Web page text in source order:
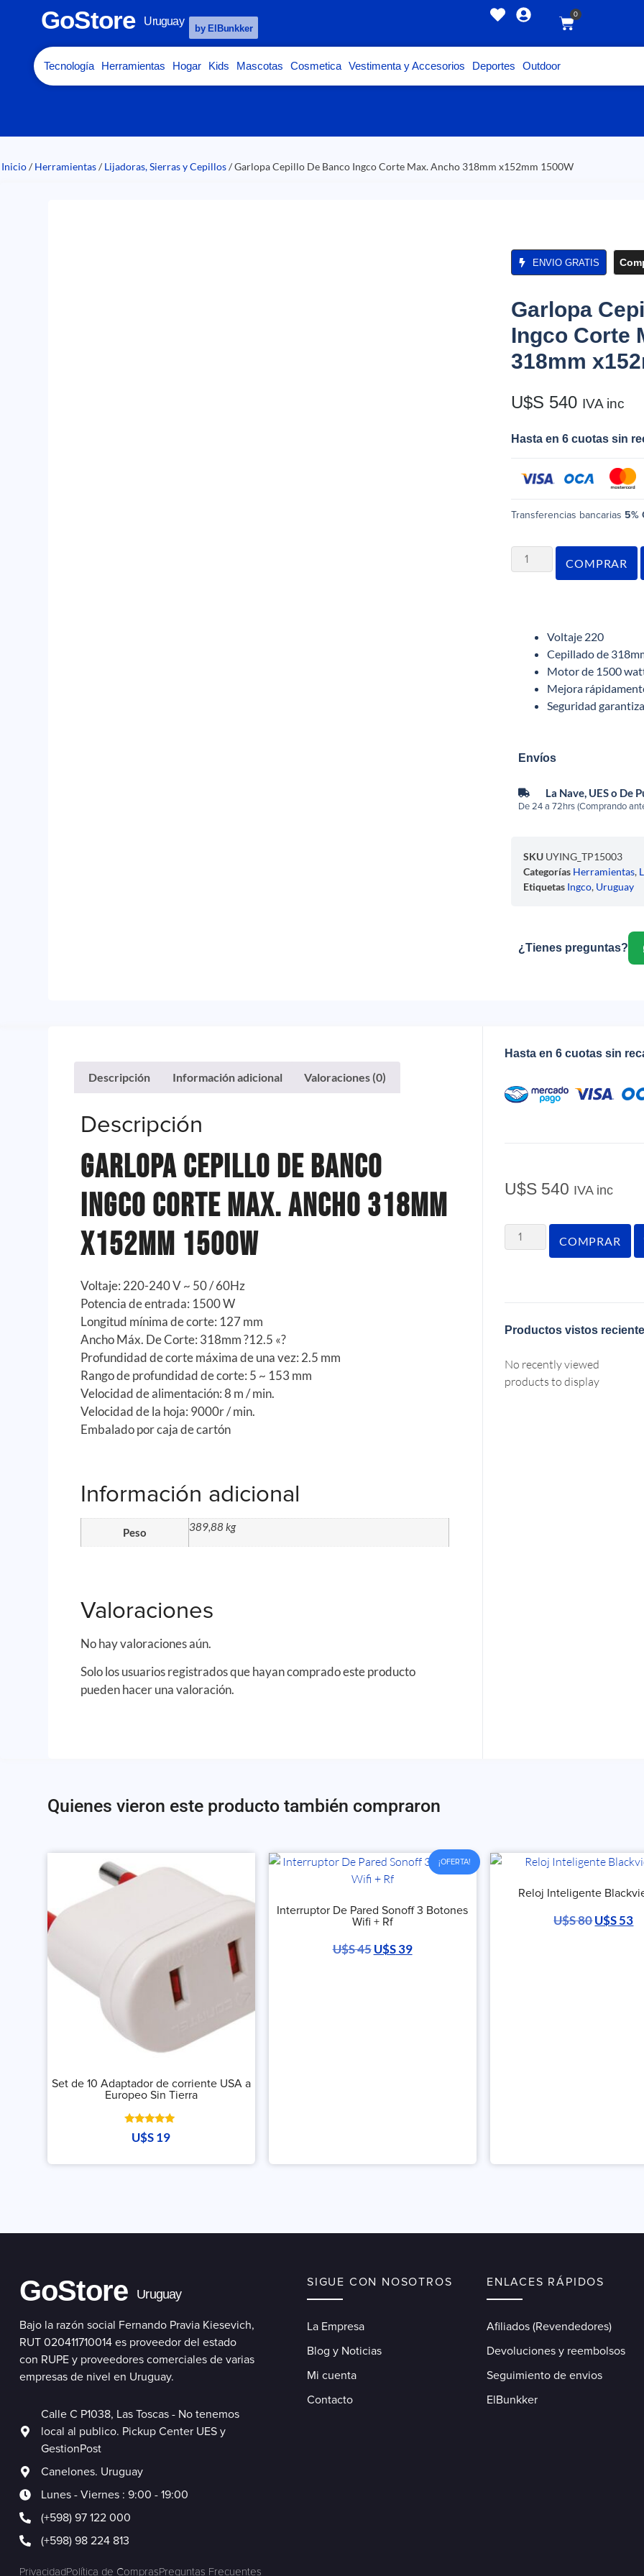
GoStore Uruguay
by ElBunkker
0
Tecnología Herramientas Hogar Kids Mascotas Cosmetica Vestimenta y Accesorios Deportes Outdoor
Inicio/ Herramientas/ Lijadoras, Sierras y Cepillos/ Garlopa Cepillo De Banco Ingco Corte Max. Ancho 318mm x152mm 1500W
ENVIO GRATIS
Garlopa
Ingco Corte
318mm
U$S 540 IVA inc
Hasta en 6 cuotas sin
Transferencias bancarias 5%
COMPRAR
Voltaje 220
Cepillado de
Motor de 1500
Mejora
Seguridad
Envíos
La Nave, UES o De
De 24 a 72hrs (Comprando
SKU UYING_TP15003
Categorías Herramientas,
Etiquetas Ingco, Uruguay
¿Tienes preguntas?
Descripción Información adicional Valoraciones (0)
Descripción
Garlopa Cepillo De Banco
Ingco Corte Max. Ancho 318mm
x152mm 1500W
Voltaje: 220-240 V ~ 50 / 60Hz
Potencia de entrada: 1500 W
Longitud mínima de corte: 127 mm
Ancho Máx. De Corte: 318mm ?12.5 «?
Profundidad de corte máxima de una vez: 2.5 mm
Rango de profundidad de corte: 5 ~ 153 mm
Velocidad de alimentación: 8 m / min.
Velocidad de la hoja: 9000r / min.
Embalado por caja de cartón
Información adicional
Peso 389,88 kg
Valoraciones
No hay valoraciones aún.
Solo los usuarios registrados que hayan comprado este producto
pueden hacer una valoración.
Hasta en 6 cuotas sin
U$S 540 IVA inc
COMPRAR
Productos vistos
No recently viewed
products to display
Quienes vieron este producto también compraron
Set de 10 Adaptador de corriente USA a
Europeo Sin Tierra
Valorado
con
U$S19
¡OFERTA!
Interruptor De Pared Sonoff 3 Botones
Wifi + Rf
U$S45 U$S39
Reloj Inteligente
U$S80U$S53
GoStore Uruguay
Bajo la razón social Fernando Pravia Kiesevich,
RUT 020411710014 es proveedor del estado
con RUPE y proveedores comerciales de varias
empresas de nivel en Uruguay.
Calle C P1038, Las Toscas - No tenemos
local al publico. Pickup Center UES y
GestionPost
Canelones. Uruguay
Lunes - Viernes : 9:00 - 19:00
(+598) 97 122 000
(+598) 98 224 813
SIGUE CON NOSOTROS
La Empresa
Blog y Noticias
Mi cuenta
Contacto
ENLACES RÁPIDOS
Afiliados (Revendedores)
Devoluciones y reembolsos
Seguimiento de envios
ElBunkker
PrivacidadPolítica de ComprasPreguntas Frecuentes